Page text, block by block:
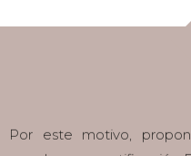
Por este motivo,